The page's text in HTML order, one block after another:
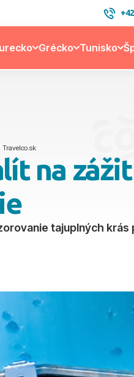
Grécko Tunisko
na
tajuplných krás